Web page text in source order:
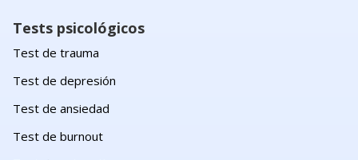
Tests psicológicos
Test de trauma
Test de depresión
Test de ansiedad
Test de burnout